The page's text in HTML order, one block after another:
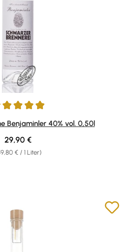
von 5 von 5 Sternen
Benjaminler 40% vol. 0,50l
€ / 1 Liter)
Regulärer Preis:
29,90 €